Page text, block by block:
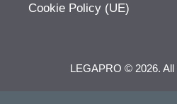
Cookie Policy (UE)
LEGAPRO © 2026. All